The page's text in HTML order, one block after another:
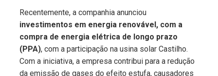
Recentemente, a companhia anunciou
investimentos em energia renovável, com a
compra de energia elétrica de longo prazo
(PPA), com a participação na usina solar Castilho.
Com a iniciativa, a empresa contribui para a redução
da emissão de gases do efeito estufa, causadores